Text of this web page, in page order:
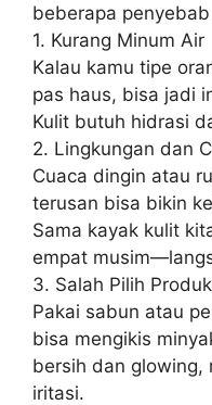
beberapa
1. Kurang Minum Air
Kalau kamu tipe
pas haus, bisa jadi
Kulit butuh hidrasi
2. Lingkungan dan
Cuaca dingin atau
terusan bisa bikin
Sama kayak kulit
empat
3. Salah Pilih
Pakai sabun atau
bisa mengikis
bersih dan glowing,
iritasi.